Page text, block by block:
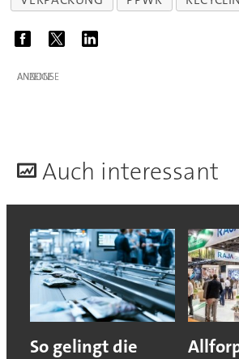
ANZEIGE
Auch interessant
So gelingt die